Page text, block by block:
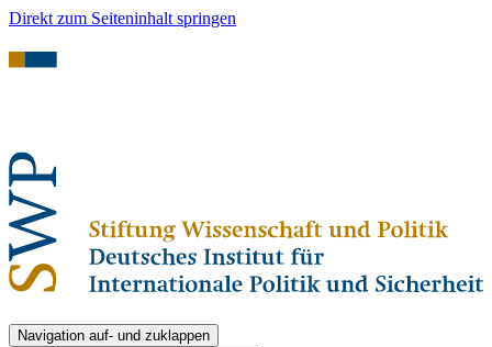
Direkt zum Seiteninhalt springen
Navigation auf- und zuklappen